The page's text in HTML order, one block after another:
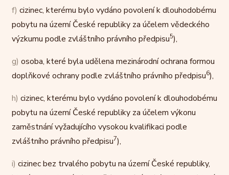
f) cizinec, kterému bylo vydáno povolení k dlouhodobému
pobytu na území České republiky za účelem vědeckého
výzkumu podle zvláštního právního předpisu5),
g) osoba, které byla udělena mezinárodní ochrana formou
doplňkové ochrany podle zvláštního právního předpisu6),
h) cizinec, kterému bylo vydáno povolení k dlouhodobému
pobytu na území České republiky za účelem výkonu
zaměstnání vyžadujícího vysokou kvalifikaci podle
zvláštního právního předpisu7),
i) cizinec bez trvalého pobytu na území České republiky,